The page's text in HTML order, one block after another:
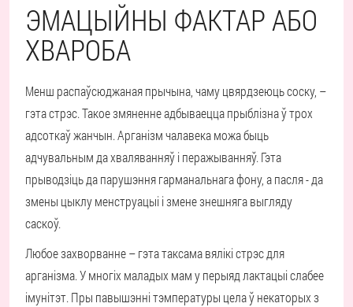
ЭМАЦЫЙНЫ ФАКТАР АБО
ХВАРОБА
Менш распаўсюджаная прычына, чаму цвярдзеюць соску, –
гэта стрэс. Такое змяненне адбываецца прыблізна ў трох
адсоткаў жанчын. Арганізм чалавека можа быць
адчувальным да хваляванняў і перажыванняў. Гэта
прыводзіць да парушэння гарманальнага фону, а пасля - да
змены цыклу менструацыі і змене знешняга выгляду
саскоў.
Любое захворванне – гэта таксама вялікі стрэс для
арганізма. У многіх маладых мам у перыяд лактацыі слабее
імунітэт. Пры павышэнні тэмпературы цела ў некаторых з